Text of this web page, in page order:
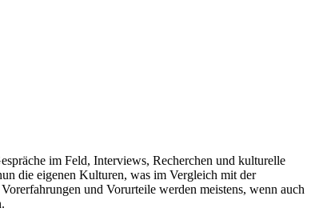
im Feld, Interviews, Recherchen und kulturelle
die eigenen Kulturen, was im Vergleich mit der
und Vorurteile werden meistens, wenn auch